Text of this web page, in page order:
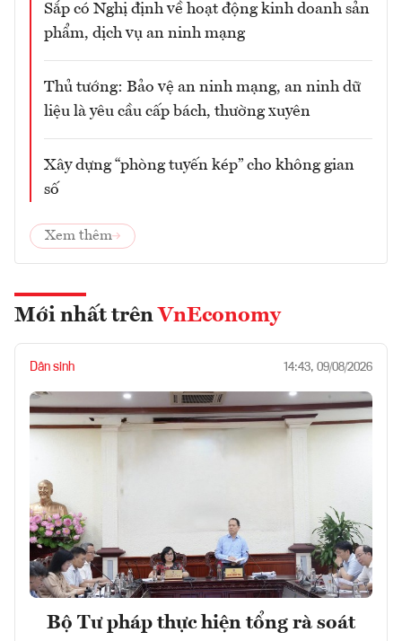
Sắp có Nghị định về hoạt động kinh doanh sản
phẩm, dịch vụ an ninh mạng
Thủ tướng: Bảo vệ an ninh mạng, an ninh dữ
liệu là yêu cầu cấp bách, thường xuyên
Xây dựng “phòng tuyến kép” cho không gian
số
Xem thêm
Mới nhất trên VnEconomy
Dân sinh 14:43, 09/08/2026
Bộ Tư pháp thực hiện tổng rà soát